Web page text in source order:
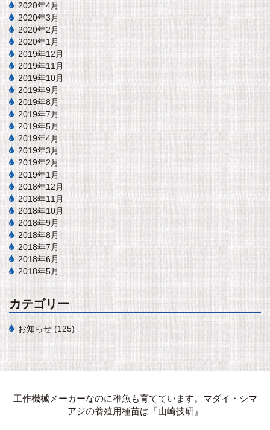
2020年4月
2020年3月
2020年2月
2020年1月
2019年12月
2019年11月
2019年10月
2019年9月
2019年8月
2019年7月
2019年5月
2019年4月
2019年3月
2019年2月
2019年1月
2018年12月
2018年11月
2018年10月
2018年9月
2018年8月
2018年7月
2018年6月
2018年5月
カテゴリー
お知らせ(125)
工作機械メーカーなのに稚魚も育てています。マダイ・シマ
アジの養殖用種苗は『山崎技研』